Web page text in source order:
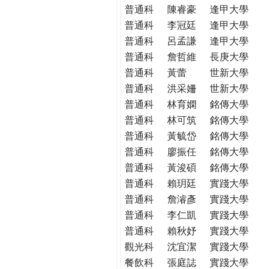
普通科
陳睿豪 逢甲大學
普通科
李冠廷 逢甲大學
普通科
呂孟謙 逢甲大學
普通科
詹哲維 長庚大學
普通科
黃蕾 世新大學
普通科
洪采姍 世新大學
普通科
林育嫻 銘傳大學
普通科
林可筑 銘傳大學
普通科
黃毓岱 銘傳大學
普通科
廖振任 銘傳大學
普通科
黃浚碩 銘傳大學
普通科
賴玥廷 實踐大學
普通科
詹濬彥 實踐大學
普通科
李仁凱 實踐大學
普通科
賴秋妤 實踐大學
觀光科
沈宜潔 實踐大學
餐飲科
張庭誌 實踐大學